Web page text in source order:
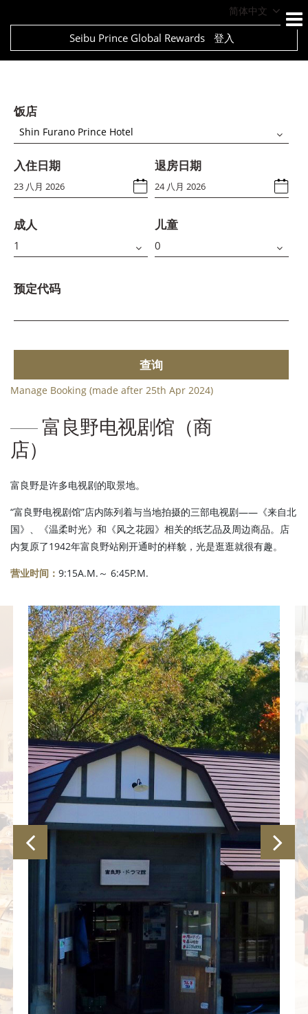
简体中文
Seibu Prince Global Rewards 登入
饭店
Shin Furano Prince Hotel
入住日期 退房日期
成人 儿童
预定代码
查询
Manage Booking (made after 25th Apr 2024)
富良野电视剧馆（商
店）
富良野是许多电视剧的取景地。
“富良野电视剧馆”店内陈列着与当地拍摄的三部电视剧——《来自北
国》、《温柔时光》和《风之花园》相关的纸艺品及周边商品。店
内复原了1942年富良野站刚开通时的样貌，光是逛逛就很有趣。
营业时间： 9:15A.M.～ 6:45P.M.